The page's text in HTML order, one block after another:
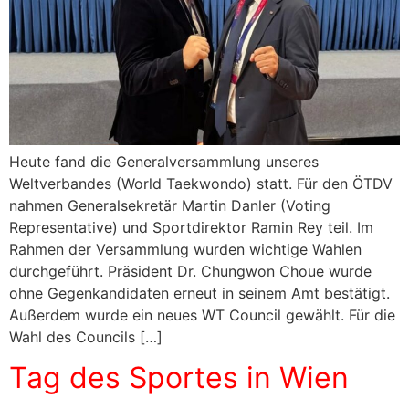
Heute fand die Generalversammlung unseres
Weltverbandes (World Taekwondo) statt. Für den ÖTDV
nahmen Generalsekretär Martin Danler (Voting
Representative) und Sportdirektor Ramin Rey teil. Im
Rahmen der Versammlung wurden wichtige Wahlen
durchgeführt. Präsident Dr. Chungwon Choue wurde
ohne Gegenkandidaten erneut in seinem Amt bestätigt.
Außerdem wurde ein neues WT Council gewählt. Für die
Wahl des Councils […]
Tag des Sportes in Wien